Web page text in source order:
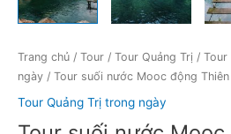
Trang chủ / Tour / Tour Quảng Trị / Tour
ngày / Tour suối nước Mooc động
Tour Quảng Trị trong ngày